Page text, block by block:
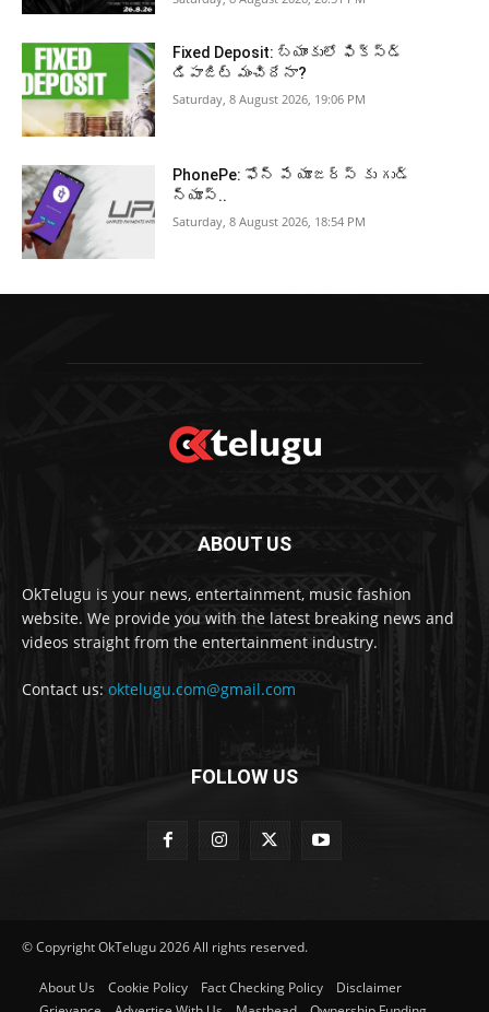
Fixed Deposit: బ్యాంకులో ఫిక్స్డ్
డిపాజిట్ మంచిదేనా?
Saturday, 8 August 2026, 19:06 PM
PhonePe: ఫోన్ పే యూజర్స్ కు గుడ్
న్యూస్..
Saturday, 8 August 2026, 18:54 PM
ABOUT US
OkTelugu is your news, entertainment, music fashion
website. We provide you with the latest breaking news and
videos straight from the entertainment industry.
Contact us: oktelugu.com@gmail.com
FOLLOW US
© Copyright OkTelugu 2026 All rights reserved.
About Us Cookie Policy Fact Checking Policy
Disclaimer